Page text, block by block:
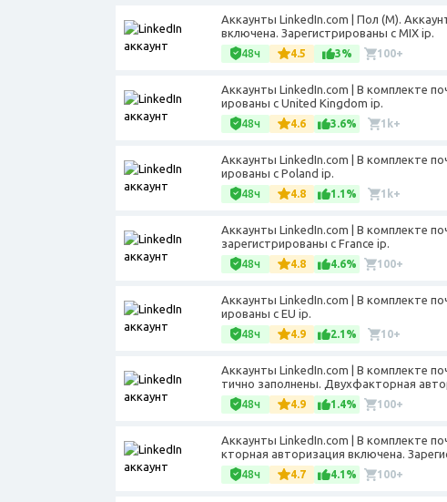
Аккаунты LinkedIn.com | Пол (М).
включена. Зарегистрированы с MIX ip.
48ч 4.5 3% 100+
Аккаунты LinkedIn.com | В комплекте
ированы с United Kingdom ip.
48ч 4.6 3.6% 1k+
Аккаунты LinkedIn.com | В комплекте
ированы с Poland ip.
48ч 4.8 1.1% 1k+
Аккаунты LinkedIn.com | В комплекте
зарегистрированы с France ip.
48ч 4.8 4.6% 100+
Аккаунты LinkedIn.com | В комплекте
ированы с EU ip.
48ч 4.9 2.1% 10+
Аккаунты LinkedIn.com | В комплекте
тично заполнены. Двухфакторная
48ч 4.9 1.4% 100+
Аккаунты LinkedIn.com | В комплекте
кторная авторизация включена.
48ч 4.7 4.1% 100+